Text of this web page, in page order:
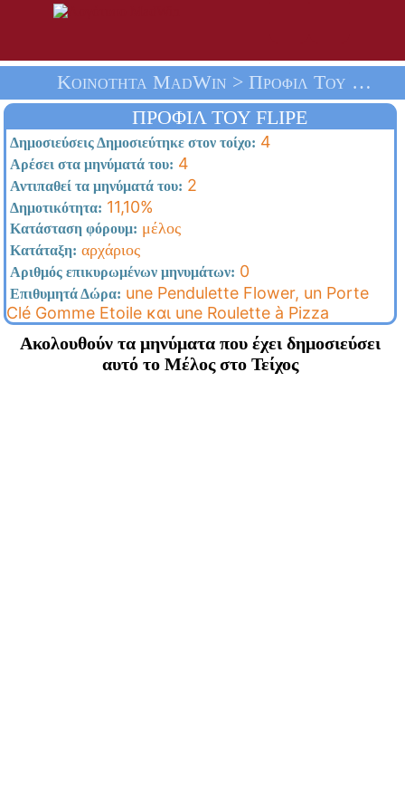
Κοινότητα MadWin > Προφίλ Του Flipe > Αρχική Σελίδα
ΠΡΟΦΊΛ ΤΟΥ FLIPE
Δημοσιεύσεις Δημοσιεύτηκε στον τοίχο: 4
Αρέσει στα μηνύματά του: 4
Αντιπαθεί τα μηνύματά του: 2
Δημοτικότητα: 11,10%
Κατάσταση φόρουμ: μέλος
Κατάταξη: αρχάριος
Αριθμός επικυρωμένων μηνυμάτων: 0
Επιθυμητά Δώρα: une Pendulette Flower, un Porte
Clé Gomme Etoile και une Roulette à Pizza
Ακολουθούν τα μηνύματα που έχει δημοσιεύσει
αυτό το Μέλος στο Τείχος